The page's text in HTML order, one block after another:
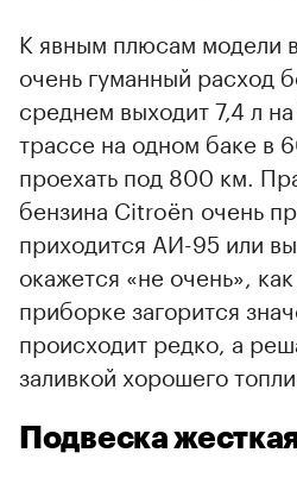
К явным плюсам модели
очень гуманный расход
среднем выходит 7,4 л
трассе на одном баке в
проехать под 800 км.
бензина Citroёn очень
приходится АИ-95 или
окажется «не очень»,
приборке загорится
происходит редко, а
заливкой хорошего
Подвеска